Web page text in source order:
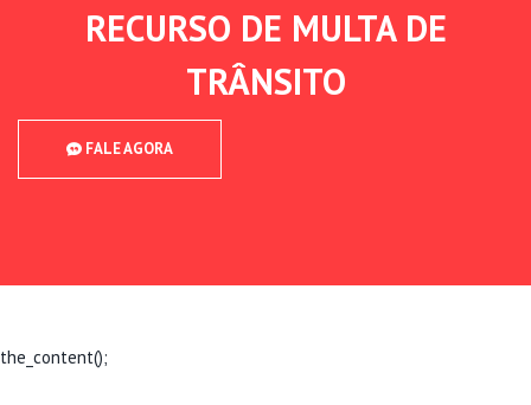
RECURSO DE MULTA DE
TRÂNSITO
FALE AGORA
the_content();